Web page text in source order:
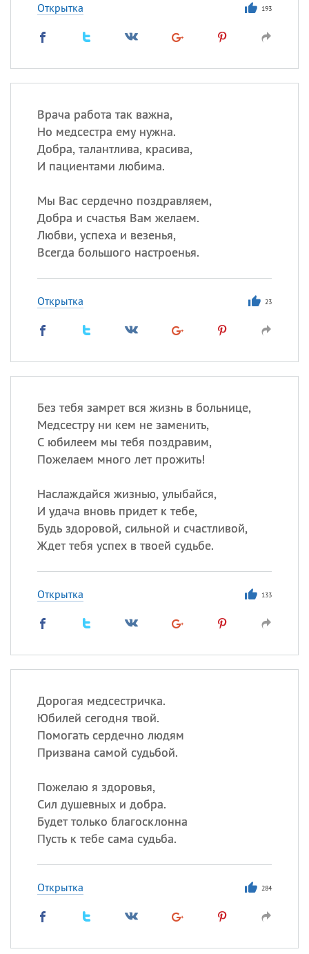
Открытка 193
Врача работа так важна,
Но медсестра ему нужна.
Добра, талантлива, красива,
И пациентами любима.
Мы Вас сердечно поздравляем,
Добра и счастья Вам желаем.
Любви, успеха и везенья,
Всегда большого настроенья.
Открытка 23
Без тебя замрет вся жизнь в больнице,
Медсестру ни кем не заменить,
С юбилеем мы тебя поздравим,
Пожелаем много лет прожить!
Наслаждайся жизнью, улыбайся,
И удача вновь придет к тебе,
Будь здоровой, сильной и счастливой,
Ждет тебя успех в твоей судьбе.
Открытка 133
Дорогая медсестричка.
Юбилей сегодня твой.
Помогать сердечно людям
Призвана самой судьбой.
Пожелаю я здоровья,
Сил душевных и добра.
Будет только благосклонна
Пусть к тебе сама судьба.
Открытка 284